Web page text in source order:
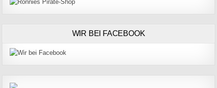
WIR BEI FACEBOOK